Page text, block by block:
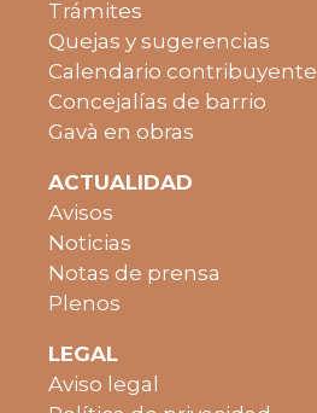
Trámites
Quejas y sugerencias
Calendario contribuyente
Concejalías de barrio
Gavà en obras
ACTUALIDAD
Avisos
Noticias
Notas de prensa
Plenos
LEGAL
Aviso legal